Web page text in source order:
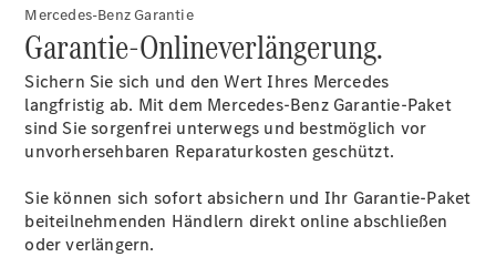
Events
Elektromobilität
Karriere
Karriere im
Autohaus
Mercedes-Benz Garantie
Garantie-Onlineverlängerung.
Sichern Sie sich und den Wert Ihres Mercedes
langfristig ab. Mit dem Mercedes-Benz Garantie-Paket
sind Sie sorgenfrei unterwegs und bestmöglich vor
unvorhersehbaren Reparaturkosten geschützt.
Sie können sich sofort absichern und Ihr Garantie-Paket
beiteilnehmenden Händlern direkt online abschließen
oder verlängern.